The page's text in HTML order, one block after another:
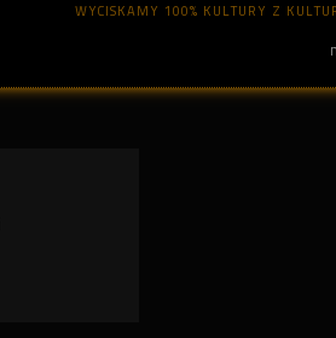
WYCISKAMY 100% KULTURY Z